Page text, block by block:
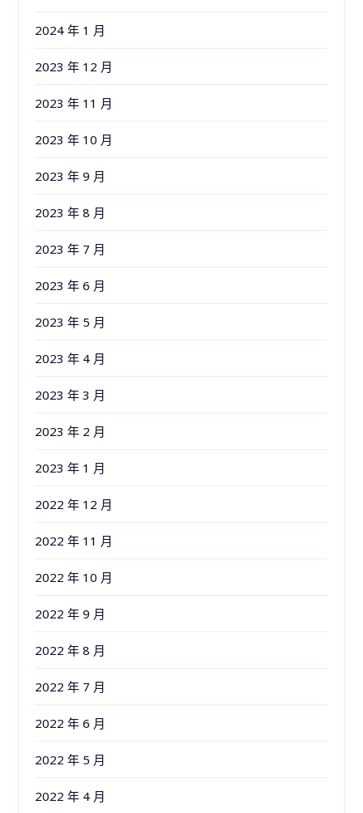
2024 年 1 月
2023 年 12 月
2023 年 11 月
2023 年 10 月
2023 年 9 月
2023 年 8 月
2023 年 7 月
2023 年 6 月
2023 年 5 月
2023 年 4 月
2023 年 3 月
2023 年 2 月
2023 年 1 月
2022 年 12 月
2022 年 11 月
2022 年 10 月
2022 年 9 月
2022 年 8 月
2022 年 7 月
2022 年 6 月
2022 年 5 月
2022 年 4 月